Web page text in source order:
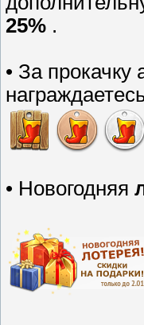
25% .
• За прокачку
• Новогодняя